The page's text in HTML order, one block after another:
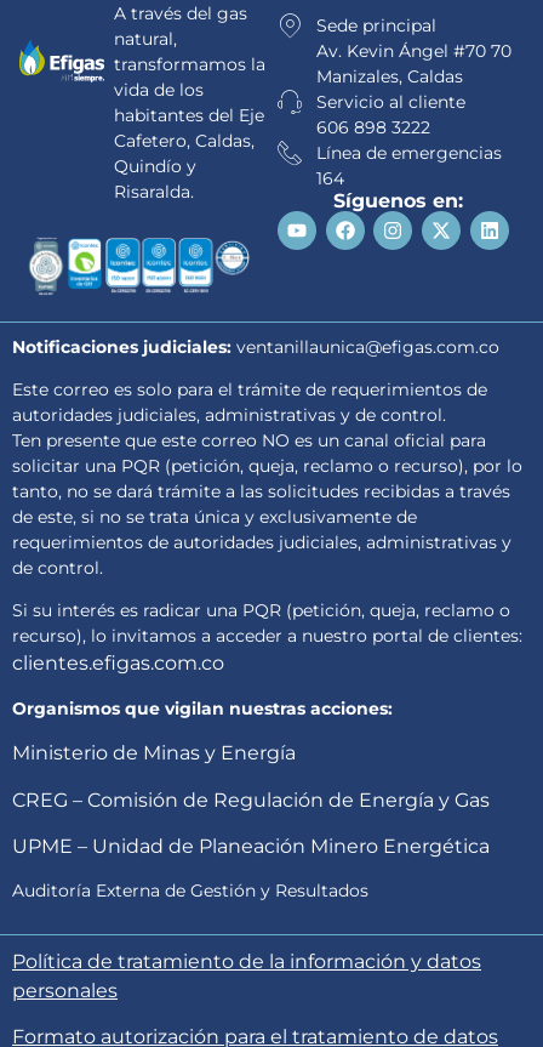
A través del gas
natural,
transformamos la
vida de los
habitantes del Eje
Cafetero, Caldas,
Quindío y
Risaralda.
Sede principal
Av. Kevin Ángel #70 70
Manizales, Caldas
Servicio al cliente
606 898 3222
Línea de emergencias
164
Síguenos en:
Notificaciones judiciales: ventanillaunica@efigas.com.co
Este correo es solo para el trámite de requerimientos de
autoridades judiciales, administrativas y de control.
Ten presente que este correo NO es un canal oficial para
solicitar una PQR (petición, queja, reclamo o recurso), por lo
tanto, no se dará trámite a las solicitudes recibidas a través
de este, si no se trata única y exclusivamente de
requerimientos de autoridades judiciales, administrativas y
de control.
Si su interés es radicar una PQR (petición, queja, reclamo o
recurso), lo invitamos a acceder a nuestro portal de clientes:
clientes.efigas.com.co
Organismos que vigilan nuestras acciones:
Ministerio de Minas y Energía
CREG – Comisión de Regulación de Energía y Gas
UPME – Unidad de Planeación Minero Energética
Auditoría Externa de Gestión y Resultados
Política de tratamiento de la información y datos
personales
Formato autorización para el tratamiento de datos